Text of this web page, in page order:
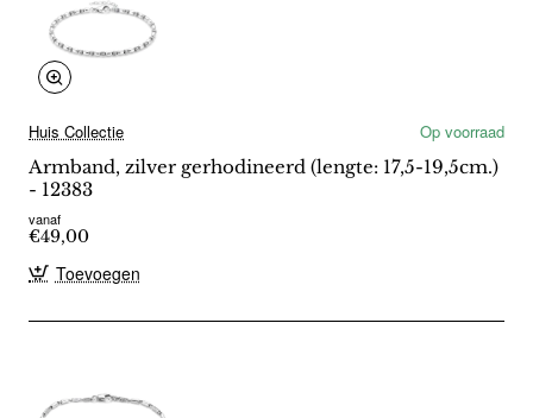
Huis Collectie
Op voorraad
Armband, zilver gerhodineerd (lengte: 17,5-19,5cm.)
- 12383
vanaf
€49,00
Toevoegen